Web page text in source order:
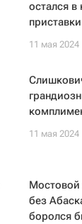
остался в
11 мая 2024
11 мая 2024
Мостовой
без
боролся